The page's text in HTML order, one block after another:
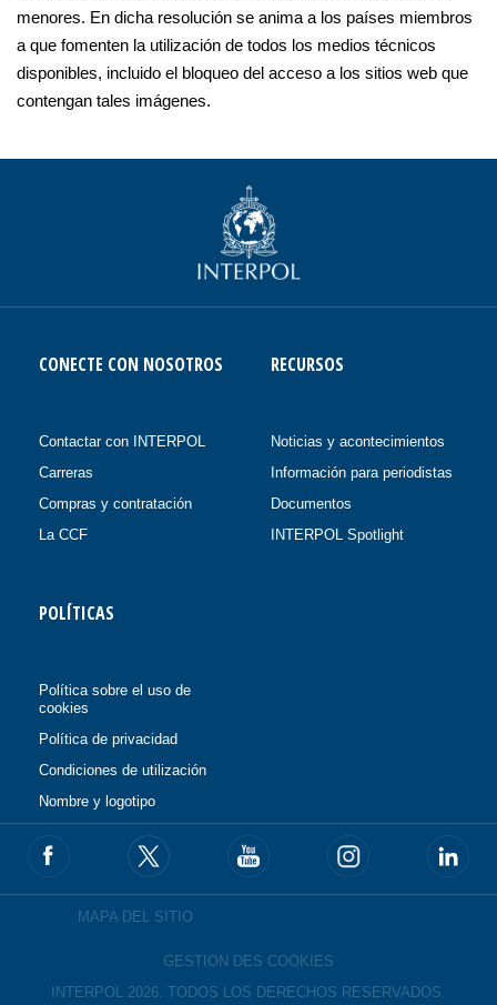
menores. En dicha resolución se anima a los países miembros
a que fomenten la utilización de todos los medios técnicos
disponibles, incluido el bloqueo del acceso a los sitios web que
contengan tales imágenes.
CONECTE CON NOSOTROS
Contactar con INTERPOL
Carreras
Compras y contratación
La CCF
RECURSOS
Noticias y acontecimientos
Información para periodistas
Documentos
INTERPOL Spotlight
POLÍTICAS
Política sobre el uso de
cookies
Política de privacidad
Condiciones de utilización
Nombre y logotipo
MAPA DEL SITIO
GESTION DES COOKIES
INTERPOL 2026. TODOS LOS DERECHOS RESERVADOS.